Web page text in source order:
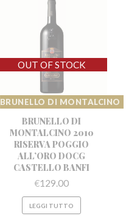
BRUNELLO DI MONTALCINO
BRUNELLO DI
MONTALCINO 2010
RISERVA POGGIO
ALL’ORO DOCG
CASTELLO BANFI
€129.00
LEGGI TUTTO